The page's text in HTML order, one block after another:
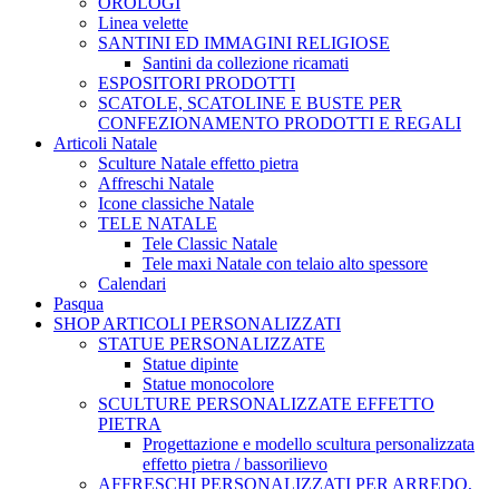
Linea velette
SANTINI ED IMMAGINI RELIGIOSE
Santini da collezione ricamati
ESPOSITORI PRODOTTI
SCATOLE, SCATOLINE E BUSTE PER
CONFEZIONAMENTO PRODOTTI E REGALI
Articoli Natale
Sculture Natale effetto pietra
Affreschi Natale
Icone classiche Natale
TELE NATALE
Tele Classic Natale
Tele maxi Natale con telaio alto spessore
Calendari
Pasqua
SHOP ARTICOLI PERSONALIZZATI
STATUE PERSONALIZZATE
Statue dipinte
Statue monocolore
SCULTURE PERSONALIZZATE EFFETTO
PIETRA
Progettazione e modello scultura personalizzata
effetto pietra / bassorilievo
AFFRESCHI PERSONALIZZATI PER ARREDO,